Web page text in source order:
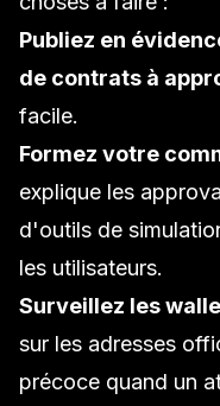
Publiez en
de contrats à
facile.
Formez votre
explique les
d'outils de
les utilisateurs.
Surveillez les
sur les adresses
précoce quand un